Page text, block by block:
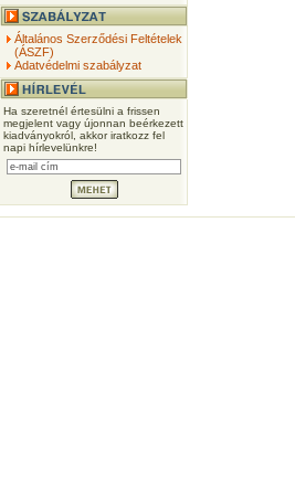
Általános Szerződési Feltételek
(ÁSZF)
Adatvédelmi szabályzat
Ha szeretnél értesülni a frissen
megjelent vagy újonnan beérkezett
kiadványokról, akkor iratkozz fel
napi hírlevelünkre!